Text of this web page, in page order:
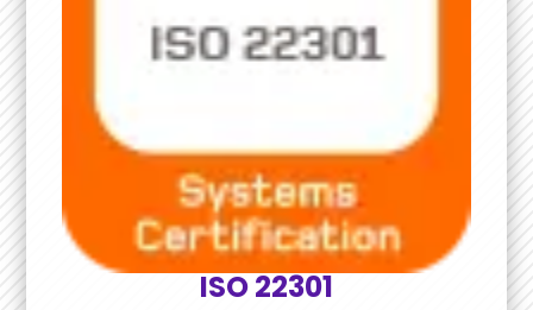
ISO 22301